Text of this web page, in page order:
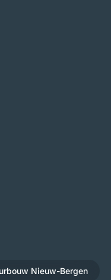
Nieuw-Bergen